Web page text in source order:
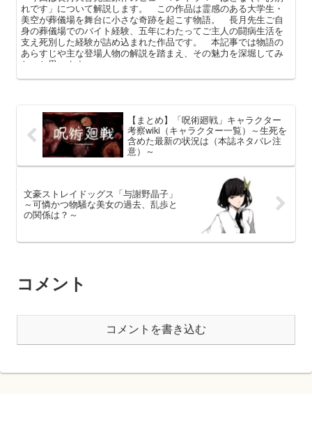
れです」について解説します。 この作品は霊感のある大学生・
美空が葬儀場を舞台に小さな奇跡を起こす物語。 長月先生ご自
身の葬儀場でのバイト経験、五年にわたってご主人の闘病生活を
支え死別した経験が詰め込まれた作品です。 本記事では物語の
あらすじや主な登場人物の解説を踏まえ、その魅力を深堀してみ
たいと思います。
【まとめ】「呪術廻戦」キャラクター
考察wiki（キャラクター一覧）～生死を
含めた最新の状況は（本誌ネタバレ注
意）～
文豪ストレイドッグス「与謝野晶子」
～可憐かつ物騒な美女の過去、乱歩と
の関係は？～
コメント
コメントを書き込む